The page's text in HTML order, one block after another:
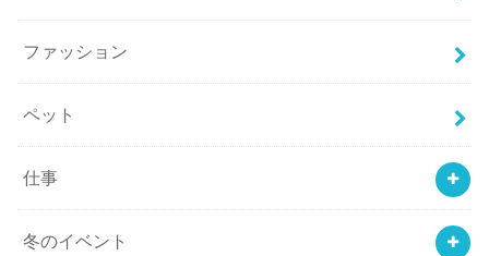
ファッション
ペット
仕事
冬のイベント